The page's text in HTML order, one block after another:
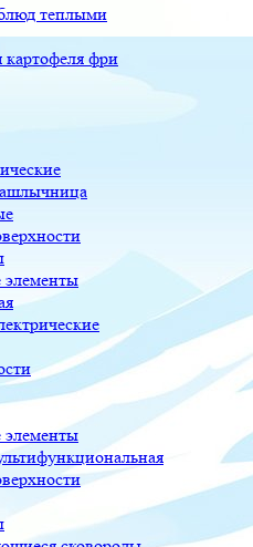
теплыми
фри
элементы
элементы